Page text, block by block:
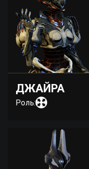
ДЖАЙРА
Роль: